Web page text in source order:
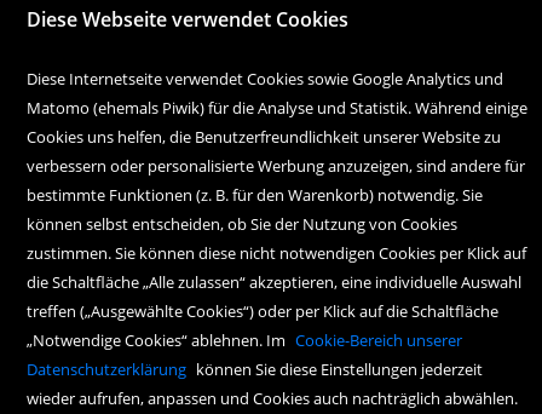
A-6020 Innsbruck
bestellung@haymonbuchhandlung.at
Montag bis Freitag:
10.00 Uhr bis 18.00 Uhr
Samstag:
10.00 Uhr bis 17.00 Uhr
Diese Webseite verwendet Cookies
Diese Internetseite verwendet Cookies sowie Google Analytics und
Matomo (ehemals Piwik) für die Analyse und Statistik. Während einige
Cookies uns helfen, die Benutzerfreundlichkeit unserer Website zu
verbessern oder personalisierte Werbung anzuzeigen, sind andere für
bestimmte Funktionen (z. B. für den Warenkorb) notwendig. Sie
können selbst entscheiden, ob Sie der Nutzung von Cookies
zustimmen. Sie können diese nicht notwendigen Cookies per Klick auf
die Schaltfläche „Alle zulassen“ akzeptieren, eine individuelle Auswahl
treffen („Ausgewählte Cookies“) oder per Klick auf die Schaltfläche
„Notwendige Cookies“ ablehnen. Im Cookie-Bereich unserer
Datenschutzerklärung können Sie diese Einstellungen jederzeit
wieder aufrufen, anpassen und Cookies auch nachträglich abwählen.